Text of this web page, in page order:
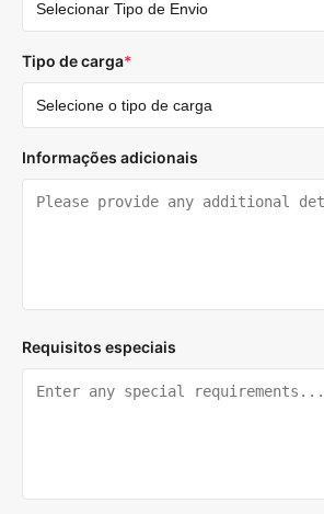
Tipo de carga*
Informações adicionais
Requisitos especiais